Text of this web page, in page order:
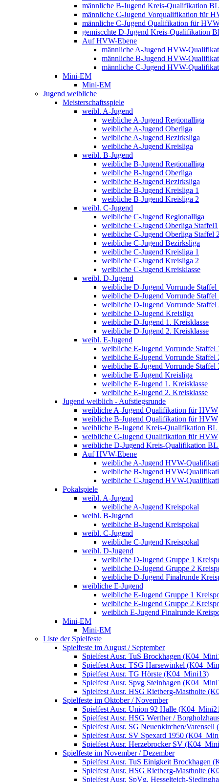
männliche B-Jugend Kreis-Qualifikation
männliche C-Jugend Vorqualifikation für
männliche C-Jugend Qualifikation für
gemiscchte D-Jugend Kreis-Qualifikation
Auf HVW-Ebene
männliche A-Jugend HVW-
männliche B-Jugend HVW-
männliche C-Jugend HVW-
Mini-EM
Mini-EM
Jugend weibliche
Meisterschaftsspiele
weibl. A-Jugend
weibliche A-Jugend Regionalliga
weibliche A-Jugend Oberliga
weibliche A-Jugend Bezirksliga
weibliche A-Jugend Kreisliga
weibl. B-Jugend
weibliche B-Jugend Regionalliga
weibliche B-Jugend Oberliga
weibliche B-Jugend Bezirksliga
weibliche B-Jugend Kreisliga 1
weibliche B-Jugend Kreisliga 2
weibl. C-Jugend
weibliche C-Jugend Regionalliga
weibliche C-Jugend Oberliga Staffel1
weibliche C-Jugend Oberliga Staffel 2
weibliche C-Jugend Bezirksliga
weibliche C-Jugend Kreisliga 1
weibliche C-Jugend Kreisliga 2
weibliche C-Jugend Kreisklasse
weibl. D-Jugend
weibliche D-Jugend Vorrunde Staffel
weibliche D-Jugend Vorrunde Staffel
weibliche D-Jugend Vorrunde Staffel
weibliche D-Jugend Kreisliga
weibliche D-Jugend 1. Kreisklasse
weibliche D-Jugend 2. Kreisklasse
weibl. E-Jugend
weibliche E-Jugend Vorrunde Staffel
weibliche E-Jugend Vorrunde Staffel
weibliche E-Jugend Vorrunde Staffel
weibliche E-Jugend Kreisliga
weibliche E-Jugend 1. Kreisklasse
weibliche E-Jugend 2. Kreisklasse
Jugend weiblich - Aufstiegsrunde
weibliche A-Jugend Qualifikation für HVW
weibliche B-Jugend Qualifikation für HVW
weibliche B-Jugend Kreis-Qualifikation BL
weibliche C-Jugend Qualifikation für HVW
weibliche D-Jugend Kreis-Qualifikation
Auf HVW-Ebene
weibliche A-Jugend HVW-
weibliche B-Jugend HVW-
weibliche C-Jugend HVW-
Pokalspiele
weibl. A-Jugend
weibliche A-Jugend Kreispokal
weibl. B-Jugend
weibliche B-Jugend Kreispokal
weibl. C-Jugend
weibliche C-Jugend Kreispokal
weibl. D-Jugend
weibliche D-Jugend Gruppe 1
weibliche D-Jugend Gruppe 2
weibliche D-Jugend Finalrunde
weibliche E-Jugend
weibliche E-Jugend Gruppe 1
weibliche E-Jugend Gruppe 2
weiblich E-Jugend Finalrunde
Mini-EM
Mini-EM
Liste der Spielfeste
Spielfeste im August / September
Spielfest Ausr. TuS Brockhagen
Spielfest Ausr. TSG Harsewinkel
Spielfest Ausr. TG Hörste (K04_Mini13)
Spielfest Ausr. Spvg Steinhagen
Spielfest Ausr. HSG Rietberg-Mastholte
Spielfeste im Oktober / November
Spielfest Ausr. Union 92 Halle
Spielfest Ausr. HSG Werther /
Spielfest Ausr. SG Neuenkirchen/
Spielfest Ausr. SV Spexard 1950
Spielfest Ausr. Herzebrocker SV
Spielfeste im November / Dezember
Spielfest Ausr. TuS Einigkeit Brockhagen
Spielfest Ausr. HSG Rietberg-Mastholte
Spielfest Ausr. SpVg. Hesselteich-